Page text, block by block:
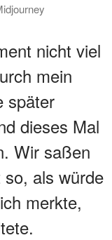
nicht viel
mein
später
dieses Mal
Wir saßen
als würde
merkte,